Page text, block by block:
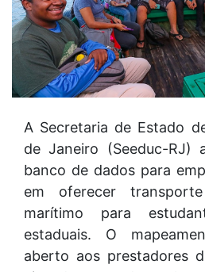
A Secretaria de Estado
de Janeiro (Seeduc-RJ)
banco de dados para
em oferecer
marítimo para
estaduais. O
aberto aos prestadores